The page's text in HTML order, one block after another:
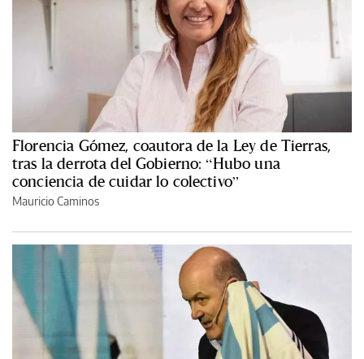
Florencia Gómez, coautora de la Ley de Tierras,
tras la derrota del Gobierno: “Hubo una
conciencia de cuidar lo colectivo”
Mauricio Caminos